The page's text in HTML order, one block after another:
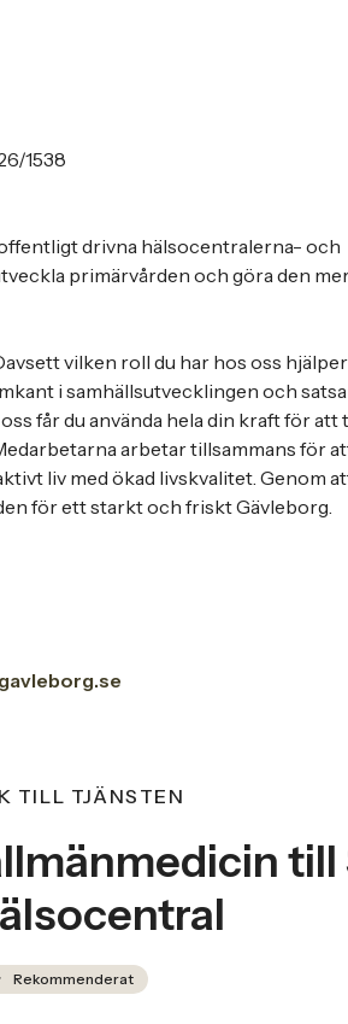
1538
drivna hälsocentralerna- och
primärvården och göra den
vilken roll du har hos oss
i samhällsutvecklingen och
får du använda hela din kraft för att
arbetar tillsammans för
liv med ökad livskvalitet. Genom
för ett starkt och friskt Gävleborg.
TILL TJÄNSTEN
Rekommenderat